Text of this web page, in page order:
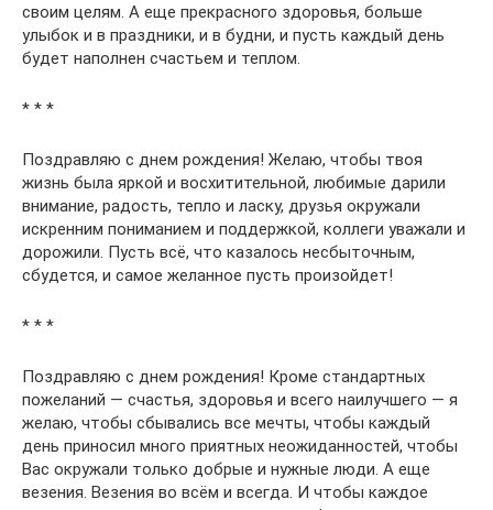
своим целям. А еще прекрасного здоровья, больше
улыбок и в праздники, и в будни, и пусть каждый день
будет наполнен счастьем и теплом.
* * *
Поздравляю с днем рождения! Желаю, чтобы твоя
жизнь была яркой и восхитительной, любимые дарили
внимание, радость, тепло и ласку, друзья окружали
искренним пониманием и поддержкой, коллеги уважали и
дорожили. Пусть всё, что казалось несбыточным,
сбудется, и самое желанное пусть произойдет!
* * *
Поздравляю с днем рождения! Кроме стандартных
пожеланий — счастья, здоровья и всего наилучшего — я
желаю, чтобы сбывались все мечты, чтобы каждый
день приносил много приятных неожиданностей, чтобы
Вас окружали только добрые и нужные люди. А еще
везения. Везения во всём и всегда. И чтобы каждое